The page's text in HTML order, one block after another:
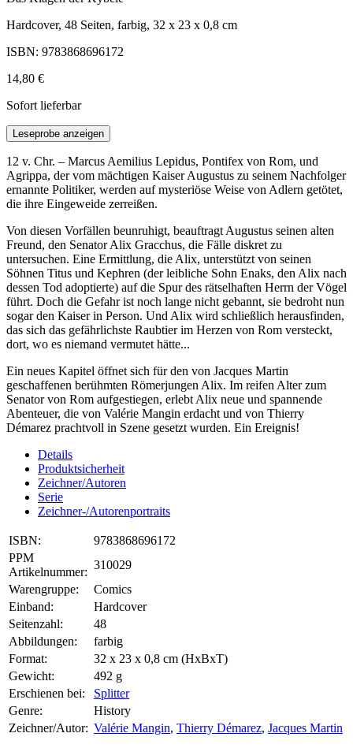
Hardcover, 48 Seiten, farbig, 32 x 23 x 0,8 cm
ISBN: 9783868696172
14,80 €
Sofort lieferbar
Leseprobe anzeigen
12 v. Chr. – Marcus Aemilius Lepidus, Pontifex von Rom, und
Agrippa, der vom mächtigen Kaiser Augustus zu seinem Nachfolger
ernannte Politiker, werden auf mysteriöse Weise von Adlern getötet,
die ihre Eingeweide zerreißen.
Von diesen Vorfällen beunruhigt, beauftragt Augustus seinen alten
Freund, den Senator Alix Gracchus, die Fälle diskret zu
untersuchen. Eine Ermittlung, die Alix, unterstützt von seinen
Söhnen Titus und Kephren (der leibliche Sohn Enaks, den Alix nach
dessen Tod adoptierte) auf die Spur des rätselhaften Herrn der Vögel
führt. Doch die Gefahr ist noch lange nicht gebannt, sie bedroht nun
sogar den Kaiser in Person. Und Alix wird schließlich herausfinden,
das sich das gefährlichste Raubtier im Herzen von Rom versteckt,
dort, wo es niemand vermutet hätte...
Ein neues Kapitel öffnet sich für den von Jacques Martin
geschaffenen berühmten Römerjungen Alix. Im reifen Alter zum
Senator von Rom aufgestiegen, erlebt Alix neue und spannende
Abenteuer, die von Valérie Mangin erdacht und von Thierry
Démarez prachtvoll in Szene gesetzt wurden. Ein Ereignis!
Details
Produktsicherheit
Zeichner/Autoren
Serie
Zeichner-/Autorenportraits
ISBN:
9783868696172
PPM
Artikelnummer:
310029
Warengruppe:
Comics
Einband:
Hardcover
Seitenzahl:
48
Abbildungen:
farbig
Format:
32 x 23 x 0,8 cm (HxBxT)
Gewicht:
492 g
Erschienen bei:
Splitter
Genre:
History
Zeichner/Autor: Valérie Mangin, Thierry Démarez, Jacques Martin